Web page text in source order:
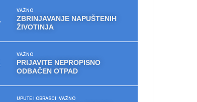
VAŽNO
ZBRINJAVANJE NAPUŠTENIH
ŽIVOTINJA
VAŽNO
PRIJAVITE NEPROPISNO
ODBAČEN OTPAD
UPUTE I OBRASCI VAŽNO